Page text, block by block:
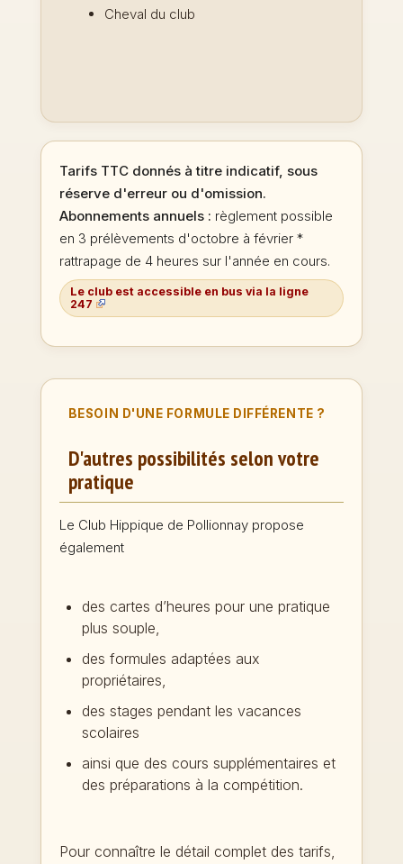
Cheval du club
Tarifs TTC donnés à titre indicatif, sous
réserve d'erreur ou d'omission.
Abonnements annuels : règlement possible
en 3 prélèvements d'octobre à février *
rattrapage de 4 heures sur l'année en cours.
Le club est accessible en bus via la ligne
247
BESOIN D'UNE FORMULE DIFFÉRENTE ?
D'autres possibilités selon votre
pratique
Le Club Hippique de Pollionnay propose
également
des cartes d’heures pour une pratique
plus souple,
des formules adaptées aux
propriétaires,
des stages pendant les vacances
scolaires
ainsi que des cours supplémentaires et
des préparations à la compétition.
Pour connaître le détail complet des tarifs,